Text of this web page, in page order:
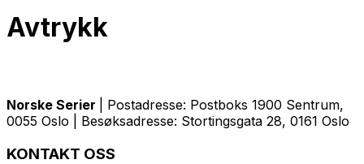
Avtrykk
Norske Serier
| Postadresse: Postboks 1900 Sentrum,
0055 Oslo | Besøksadresse: Stortingsgata 28, 0161 Oslo
KONTAKT OSS